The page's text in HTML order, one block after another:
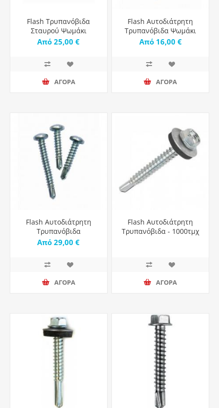
Flash Τρυπανόβιδα
Σταυρού Ψωμάκι
Γαλβανιζέ με Διάμετρο
Από 25,00 €
ΑΓΟΡΑ
Flash Αυτοδιάτρητη
Τρυπανόβιδα Ψωμάκι
Τετράγωνη Γαλβανιζέ -
Από 16,00 €
ΑΓΟΡΑ
Flash Αυτοδιάτρητη
Τρυπανόβιδα
Τετράγωνη Μαύρη -
Από 29,00 €
ΑΓΟΡΑ
Flash Αυτοδιάτρητη
Τρυπανόβιδα - 1000τμχ
ΑΓΟΡΑ